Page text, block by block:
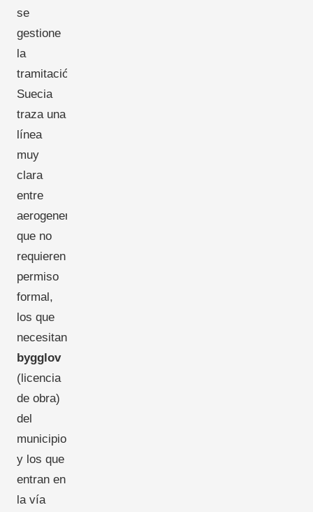
se
gestione
la
tramitación.
Suecia
traza una
línea
muy
clara
entre
aerogeneradores
que no
requieren
permiso
formal,
los que
necesitan
bygglov
(licencia
de obra)
del
municipio
y los que
entran en
la vía